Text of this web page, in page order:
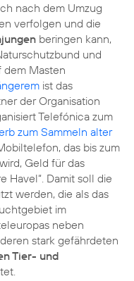
nach dem Umzug
verfolgen und die
beringen kann,
und
dem Masten
ist das
der Organisation
Telefónica zum
zum Sammeln alter
das bis zum
Geld für das
Havel“. Damit soll die
werden, die als das
im
neben
stark gefährdeten
Tier- und